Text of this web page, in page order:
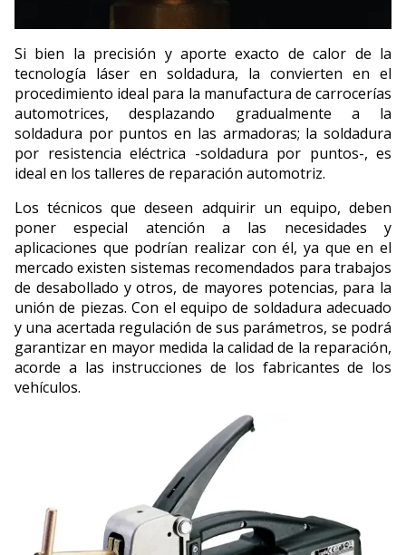
Si bien la precisión y aporte exacto de calor de la
tecnología láser en soldadura, la convierten en el
procedimiento ideal para la manufactura de carrocerías
automotrices, desplazando gradualmente a la
soldadura por puntos en las armadoras; la soldadura
por resistencia eléctrica -soldadura por puntos-, es
ideal en los talleres de reparación automotriz.
Los técnicos que deseen adquirir un equipo, deben
poner especial atención a las necesidades y
aplicaciones que podrían realizar con él, ya que en el
mercado existen sistemas recomendados para trabajos
de desabollado y otros, de mayores potencias, para la
unión de piezas. Con el equipo de soldadura adecuado
y una acertada regulación de sus parámetros, se podrá
garantizar en mayor medida la calidad de la reparación,
acorde a las instrucciones de los fabricantes de los
vehículos.